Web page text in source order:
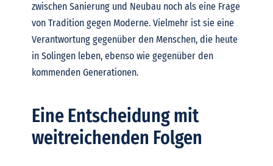
zwischen Sanierung und Neubau noch als eine Frage
von Tradition gegen Moderne. Vielmehr ist sie eine
Verantwortung gegenüber den Menschen, die heute
in Solingen leben, ebenso wie gegenüber den
kommenden Generationen.
Eine Entscheidung mit
weitreichenden Folgen